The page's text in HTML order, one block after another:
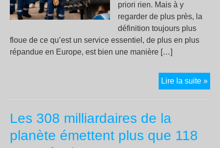
priori rien. Mais à y
regarder de plus près, la
définition toujours plus
floue de ce qu’est un service essentiel, de plus en plus
répandue en Europe, est bien une manière […]
Lire la suite »
du
Les 308 milliardaires de la
planète émettent plus que 118